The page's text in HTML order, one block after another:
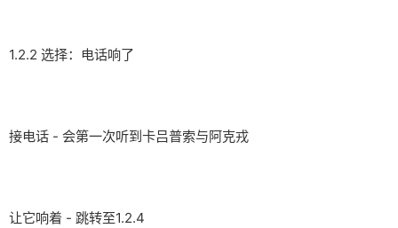
1.2.2 选择：电话响了
接电话 - 会第一次听到卡吕普索与阿克戎
让它响着 - 跳转至1.2.4